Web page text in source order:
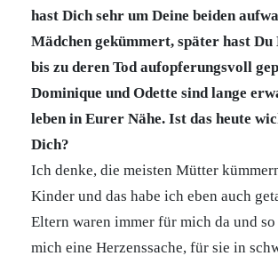
hast Dich sehr um Deine beiden
Mädchen gekümmert, später hast
bis zu deren Tod aufopferungsvoll
Dominique und Odette sind lange
leben in Eurer Nähe. Ist das heute
Dich?
Ich denke, die meisten Mütter
Kinder und das habe ich eben auch
Eltern waren immer für mich da und
mich eine Herzenssache, für sie in